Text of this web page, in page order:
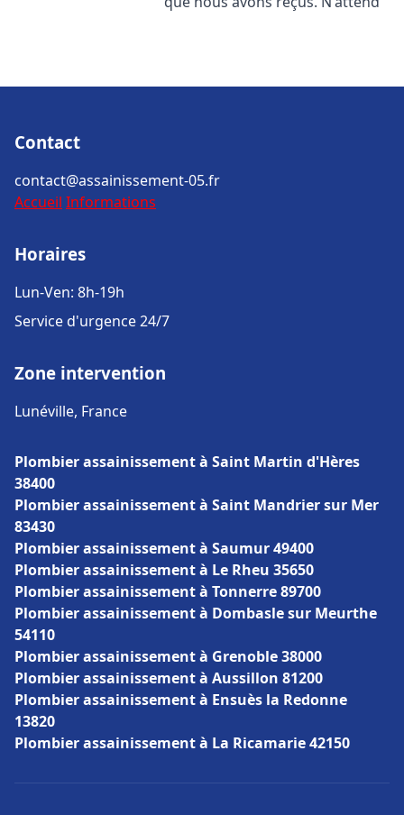
Contact
contact@assainissement-05.fr
Accueil Informations
Horaires
Lun-Ven: 8h-19h
Service d'urgence 24/7
Zone intervention
Lunéville, France
Plombier assainissement à Saint Martin d'Hères
38400
Plombier assainissement à Saint Mandrier sur Mer
83430
Plombier assainissement à Saumur 49400
Plombier assainissement à Le Rheu 35650
Plombier assainissement à Tonnerre 89700
Plombier assainissement à Dombasle sur Meurthe
54110
Plombier assainissement à Grenoble 38000
Plombier assainissement à Aussillon 81200
Plombier assainissement à Ensuès la Redonne
13820
Plombier assainissement à La Ricamarie 42150